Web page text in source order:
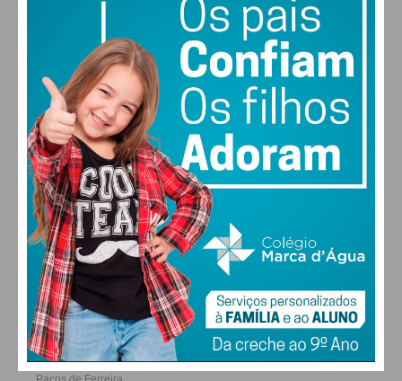
28°
SÁB
27
DOM
28°
SEG
29°
FARMACIAS DE SERVIÇO EM PAÇOS DE
FERREIRA